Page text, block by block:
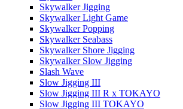
Skywalker Jigging
Skywalker Light Game
Skywalker Popping
Skywalker Seabass
Skywalker Shore Jigging
Skywalker Slow Jigging
Slash Wave
Slow Jigging III
Slow Jigging III R x TOKAYO
Slow Jigging III TOKAYO